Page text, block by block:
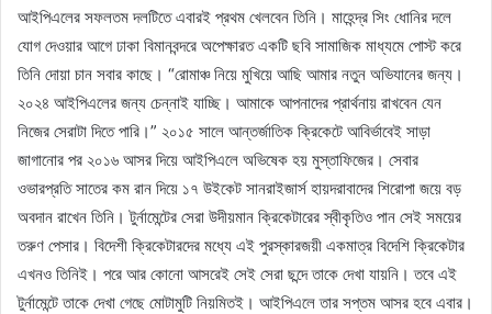
আইপিএলের সফলতম দলটিতে এবারই প্রথম খেলবেন তিনি। মাহেন্দ্র সিং ধোনির দলে
যোগ দেওয়ার আগে ঢাকা বিমানবন্দরে অপেক্ষারত একটি ছবি সামাজিক মাধ্যমে পোস্ট করে
তিনি দোয়া চান সবার কাছে। “রোমাঞ্চ নিয়ে মুখিয়ে আছি আমার নতুন অভিযানের জন্য।
২০২৪ আইপিএলের জন্য চেন্নাই যাচ্ছি। আমাকে আপনাদের প্রার্থনায় রাখবেন যেন
নিজের সেরাটা দিতে পারি।” ২০১৫ সালে আন্তর্জাতিক ক্রিকেটে আবির্ভাবেই সাড়া
জাগানোর পর ২০১৬ আসর দিয়ে আইপিএলে অভিষেক হয় মুস্তাফিজের। সেবার
ওভারপ্রতি সাতের কম রান দিয়ে ১৭ উইকেট সানরাইজার্স হায়দরাবাদের শিরোপা জয়ে বড়
অবদান রাখেন তিনি। টুর্নামেন্টের সেরা উদীয়মান ক্রিকেটারের স্বীকৃতিও পান সেই সময়ের
তরুণ পেসার। বিদেশী ক্রিকেটারদের মধ্যে এই পুরস্কারজয়ী একমাত্র বিদেশি ক্রিকেটার
এখনও তিনিই। পরে আর কোনো আসরেই সেই সেরা ছন্দে তাকে দেখা যায়নি। তবে এই
টুর্নামেন্টে তাকে দেখা গেছে মোটামুটি নিয়মিতই। আইপিএলে তার সপ্তম আসর হবে এবার।